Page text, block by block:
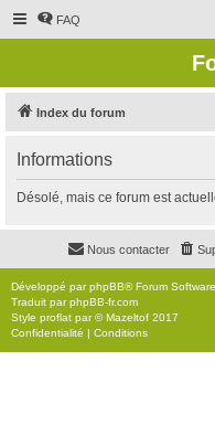
FAQ
Index du forum
Informations
Désolé, mais ce forum est
Nous contacter
Développé parphpBB® Forum
Traduit parphpBB-fr.com
Style proflat par ©Mazeltof 2017
Confidentialité | Conditions